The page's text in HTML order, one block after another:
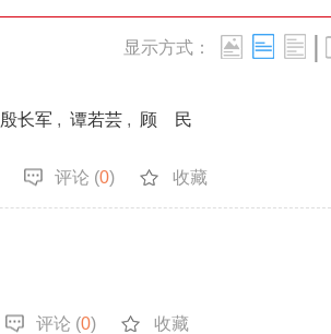
显示方式： |
殷长军 , 谭若芸 ,
顾 民
评论 (0) 收藏
评论 (0) 收藏